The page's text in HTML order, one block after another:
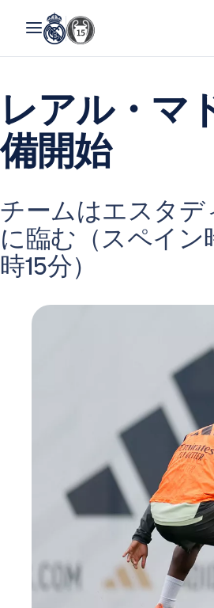
レアル・マ
備開始
チームはエスタデ
に臨む（スペイン
時15分）